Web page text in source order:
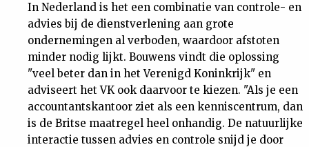
In Nederland is het een combinatie van controle- en
advies bij de dienstverlening aan grote
ondernemingen al verboden, waardoor afstoten
minder nodig lijkt. Bouwens vindt die oplossing
"veel beter dan in het Verenigd Koninkrijk" en
adviseert het VK ook daarvoor te kiezen. "Als je een
accountantskantoor ziet als een kenniscentrum, dan
is de Britse maatregel heel onhandig. De natuurlijke
interactie tussen advies en controle snijd je door